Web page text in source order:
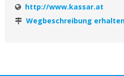
http://www.kassar.at
Wegbeschreibung